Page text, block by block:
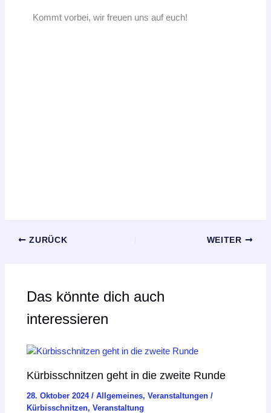
Kommt vorbei, wir freuen uns auf euch!
ZURÜCK WEITER
Das könnte dich auch
interessieren
Kürbisschnitzen geht in die zweite Runde
28. Oktober 2024/Allgemeines,Veranstaltungen /
Kürbisschnitzen,Veranstaltung